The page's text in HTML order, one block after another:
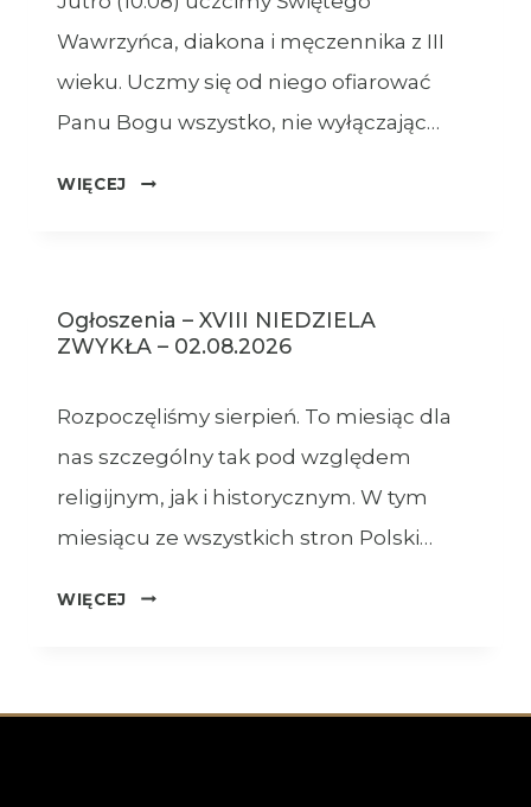
Wawrzyńca, diakona i męczennika z III
wieku. Uczmy się od niego ofiarować
Panu Bogu wszystko, nie wyłączając…
WIĘCEJ
OGŁOSZENIA
Ogłoszenia – XVIII NIEDZIELA
ZWYKŁA – 02.08.2026
Rozpoczęliśmy sierpień. To miesiąc dla
nas szczególny tak pod względem
religijnym, jak i historycznym. W tym
miesiącu ze wszystkich stron Polski…
WIĘCEJ
OGŁOSZENIA
ZWYKŁA